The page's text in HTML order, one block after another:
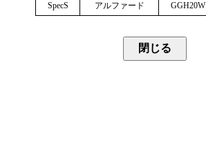
SpecS
アルファード GGH20W